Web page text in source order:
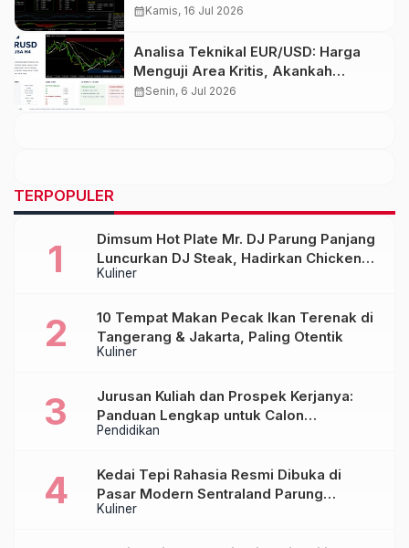
calendar_monthKamis, 16 Jul 2026
Analisa Teknikal EUR/USD: Harga
Menguji Area Kritis, Akankah
Rebound Berlanjut?
calendar_monthSenin, 6 Jul 2026
TERPOPULER
Kuliner
Dimsum Hot Plate Mr. DJ Parung Panjang
Luncurkan DJ Steak, Hadirkan Chicken
Steak Orisinal di Atas Hot Plate
Kuliner
10 Tempat Makan Pecak Ikan Terenak di
Tangerang & Jakarta, Paling Otentik
Pendidikan
Jurusan Kuliah dan Prospek Kerjanya:
Panduan Lengkap untuk Calon
Mahasiswa
Kuliner
Kedai Tepi Rahasia Resmi Dibuka di
Pasar Modern Sentraland Parung
Panjang, Hadirkan Sambal Rempah